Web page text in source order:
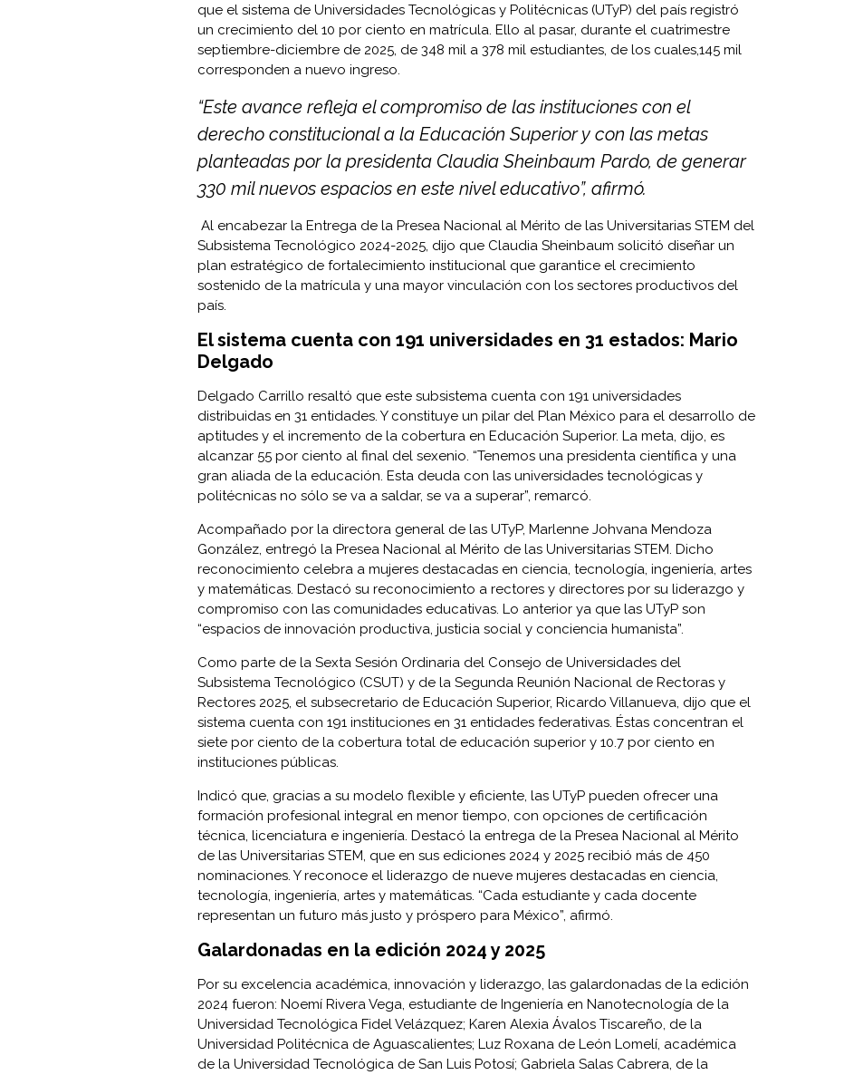
que el sistema de Universidades Tecnológicas y Politécnicas (UTyP) del país registró
un crecimiento del 10 por ciento en matrícula. Ello al pasar, durante el cuatrimestre
septiembre-diciembre de 2025, de 348 mil a 378 mil estudiantes, de los cuales,145 mil
corresponden a nuevo ingreso.
“Este avance refleja el compromiso de las instituciones con el
derecho constitucional a la Educación Superior y con las metas
planteadas por la presidenta Claudia Sheinbaum Pardo, de generar
330 mil nuevos espacios en este nivel educativo”, afirmó.
Al encabezar la Entrega de la Presea Nacional al Mérito de las Universitarias STEM del
Subsistema Tecnológico 2024-2025, dijo que Claudia Sheinbaum solicitó diseñar un
plan estratégico de fortalecimiento institucional que garantice el crecimiento
sostenido de la matrícula y una mayor vinculación con los sectores productivos del
país.
El sistema cuenta con 191 universidades en 31 estados: Mario
Delgado
Delgado Carrillo resaltó que este subsistema cuenta con 191 universidades
distribuidas en 31 entidades. Y constituye un pilar del Plan México para el desarrollo de
aptitudes y el incremento de la cobertura en Educación Superior. La meta, dijo, es
alcanzar 55 por ciento al final del sexenio. “Tenemos una presidenta científica y una
gran aliada de la educación. Esta deuda con las universidades tecnológicas y
politécnicas no sólo se va a saldar, se va a superar”, remarcó.
Acompañado por la directora general de las UTyP, Marlenne Johvana Mendoza
González, entregó la Presea Nacional al Mérito de las Universitarias STEM. Dicho
reconocimiento celebra a mujeres destacadas en ciencia, tecnología, ingeniería, artes
y matemáticas. Destacó su reconocimiento a rectores y directores por su liderazgo y
compromiso con las comunidades educativas. Lo anterior ya que las UTyP son
“espacios de innovación productiva, justicia social y conciencia humanista”.
Como parte de la Sexta Sesión Ordinaria del Consejo de Universidades del
Subsistema Tecnológico (CSUT) y de la Segunda Reunión Nacional de Rectoras y
Rectores 2025, el subsecretario de Educación Superior, Ricardo Villanueva, dijo que el
sistema cuenta con 191 instituciones en 31 entidades federativas. Éstas concentran el
siete por ciento de la cobertura total de educación superior y 10.7 por ciento en
instituciones públicas.
Indicó que, gracias a su modelo flexible y eficiente, las UTyP pueden ofrecer una
formación profesional integral en menor tiempo, con opciones de certificación
técnica, licenciatura e ingeniería. Destacó la entrega de la Presea Nacional al Mérito
de las Universitarias STEM, que en sus ediciones 2024 y 2025 recibió más de 450
nominaciones. Y reconoce el liderazgo de nueve mujeres destacadas en ciencia,
tecnología, ingeniería, artes y matemáticas. “Cada estudiante y cada docente
representan un futuro más justo y próspero para México”, afirmó.
Galardonadas en la edición 2024 y 2025
Por su excelencia académica, innovación y liderazgo, las galardonadas de la edición
2024 fueron: Noemí Rivera Vega, estudiante de Ingeniería en Nanotecnología de la
Universidad Tecnológica Fidel Velázquez; Karen Alexia Ávalos Tiscareño, de la
Universidad Politécnica de Aguascalientes; Luz Roxana de León Lomelí, académica
de la Universidad Tecnológica de San Luis Potosí; Gabriela Salas Cabrera, de la